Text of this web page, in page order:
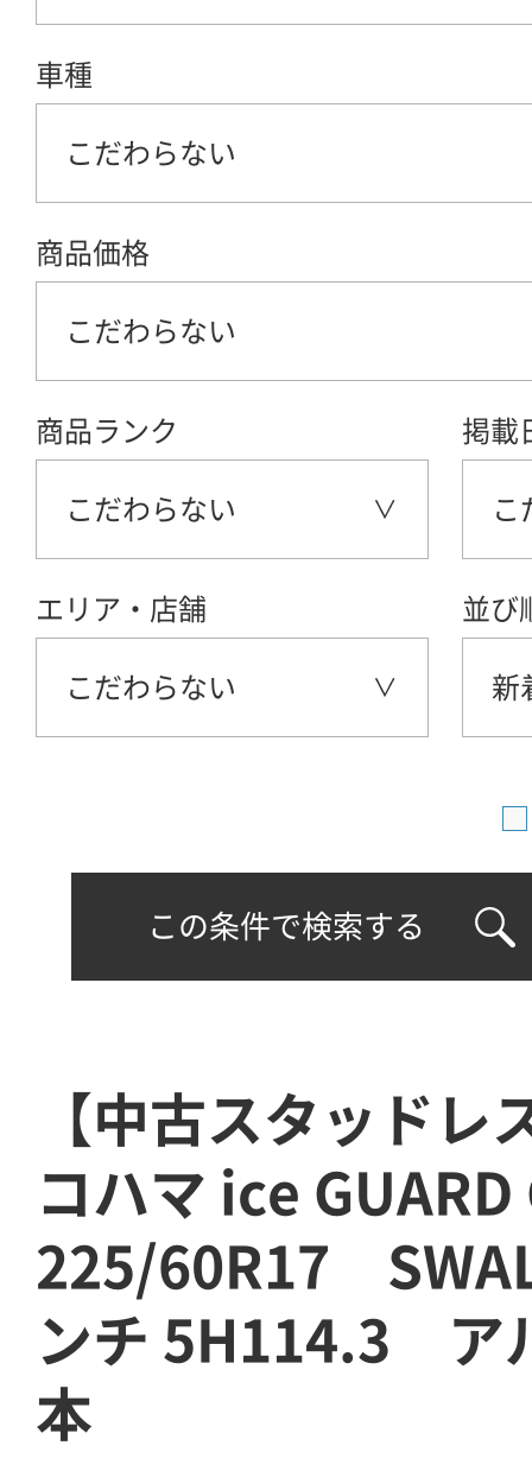
車種
こだわらない
商品価格
こだわらない
商品ランク
こだわらない
掲載
こ
エリア・店舗
こだわらない
並び
新
この条件で検索する
【中古スタッドレ
コハマ ice
225/60R17
ンチ 5H114.3 ア
本